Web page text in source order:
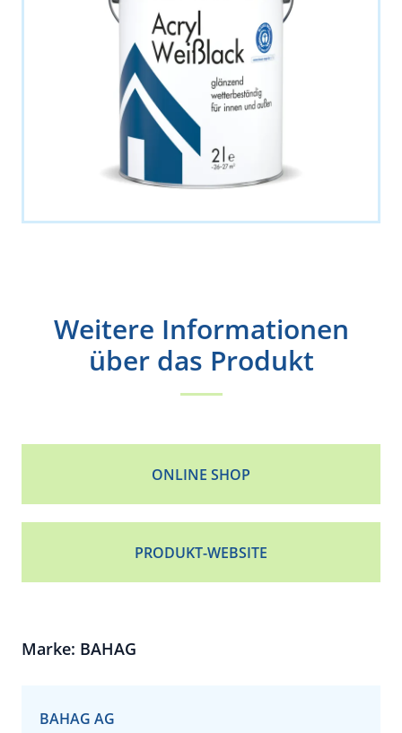
Weitere Informationen
über das Produkt
ONLINE SHOP
PRODUKT-WEBSITE
Marke: BAHAG
BAHAG AG